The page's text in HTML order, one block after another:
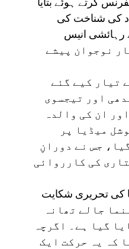
کی شناخت کی
رہائشی انیس
ہے۔ گرفتار نوجوان پیشے
تیار کیے گئے
اور تیجسوی
ان کی والدہ
میڈیا پر
جس نے دورانِ
کی کارروائی
کی تحریری شکایت
رہنما جالے تھانہ
گیا ہے۔ اگرچہ
کہ یہ حرکت ایک